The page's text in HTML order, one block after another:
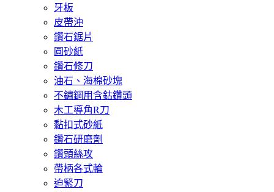
牙板
皮帶沖
鑽石鋸片
圓砂紙
鑽石修刀
油石、海棉砂塊
不鏽鋼用含鈷鑽頭
木工導角R刀
黏扣式砂紙
鑽石研磨劑
鑽頭絲攻
帶柄各式輪
迫緊刀